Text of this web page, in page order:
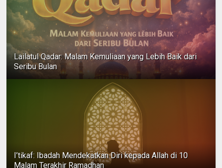
Lailatul Qadar: Malam Kemuliaan yang Lebih Baik dari
Seribu Bulan
I’tikaf: Ibadah Mendekatkan Diri kepada Allah di 10
Malam Terakhir Ramadhan